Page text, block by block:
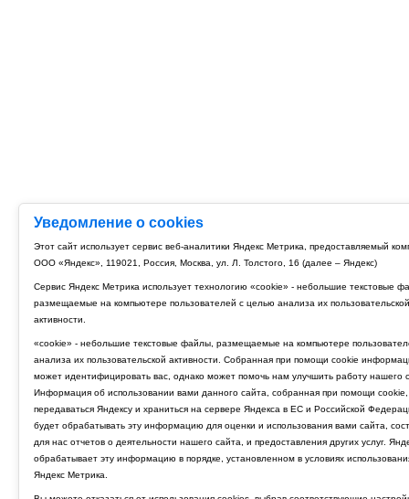
Уведомление о cookies
Этот сайт использует сервис веб-аналитики Яндекс Метрика, предоставляемый
ООО «Яндекс», 119021, Россия, Москва, ул. Л. Толстого, 16 (далее – Яндекс)
Сервис Яндекс Метрика использует технологию «cookie» - небольшие текстовые
размещаемые на компьютере пользователей с целью анализа их пользовательской
активности.
«cookie» - небольшие текстовые файлы, размещаемые на компьютере
анализа их пользовательской активности. Собранная при помощи cookie
может идентифицировать вас, однако может помочь нам улучшить работу нашего
Информация об использовании вами данного сайта, собранная при помощи cookie,
передаваться Яндексу и храниться на сервере Яндекса в ЕС и Российской
будет обрабатывать эту информацию для оценки и использования вами сайта,
для нас отчетов о деятельности нашего сайта, и предоставления других услуг.
обрабатывает эту информацию в порядке, установленном в условиях
Яндекс Метрика.